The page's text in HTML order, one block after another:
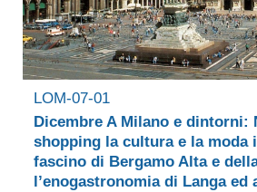
LOM-07-01
Dicembre A Milano e dintorni:
shopping la cultura e la moda
fascino di Bergamo Alta e
l’enogastronomia di Langa ed